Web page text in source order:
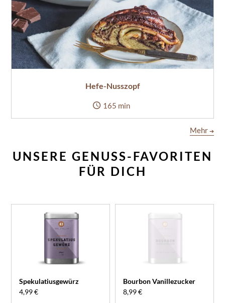
Hefe-Nusszopf
165 min
Mehr ➔
UNSERE GENUSS-FAVORITEN
FÜR DICH
Spekulatiusgewürz
4,99 €
Bourbon Vanillezucker
8,99 €